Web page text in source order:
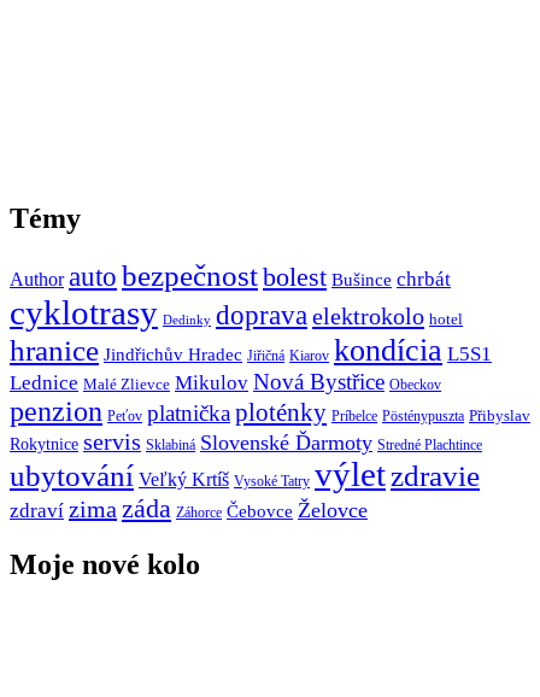
Témy
Author auto bezpečnostbolest Bušince chrbát
cyklotrasy Dedinky dopravaelektrokolo hotel
hranice Jindřichův Hradec Jiřičná Kiarov kondícia L5S1
Lednice Malé Zlievce Mikulov Nová Bystřice Obeckov
penzion Peťov platničkaploténky Príbelce Pösténypuszta Přibyslav
Rokytnice servis Sklabiná Slovenské Ďarmoty Stredné Plachtince
ubytování Veľký Krtíš Vysoké Tatry výletzdravie
zdraví zima záda Záhorce Čebovce Želovce
Moje nové kolo